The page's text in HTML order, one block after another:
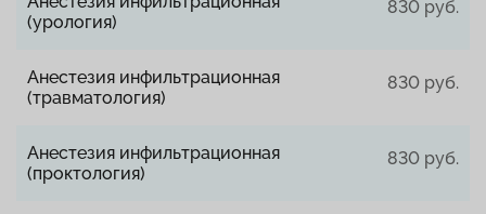
(урология)
830 руб.
Анестезия инфильтрационная
(травматология)
830 руб.
Анестезия инфильтрационная
(проктология)
830 руб.